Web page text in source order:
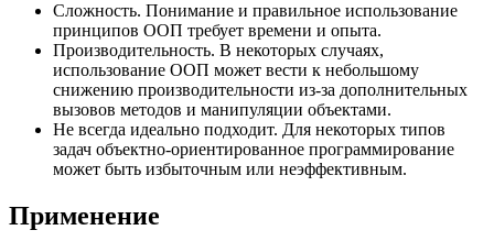
Сложность. Понимание и правильное использование
принципов ООП требует времени и опыта.
Производительность. В некоторых случаях,
использование ООП может вести к небольшому
снижению производительности из-за дополнительных
вызовов методов и манипуляции объектами.
Не всегда идеально подходит. Для некоторых типов
задач объектно-ориентированное программирование
может быть избыточным или неэффективным.
Применение